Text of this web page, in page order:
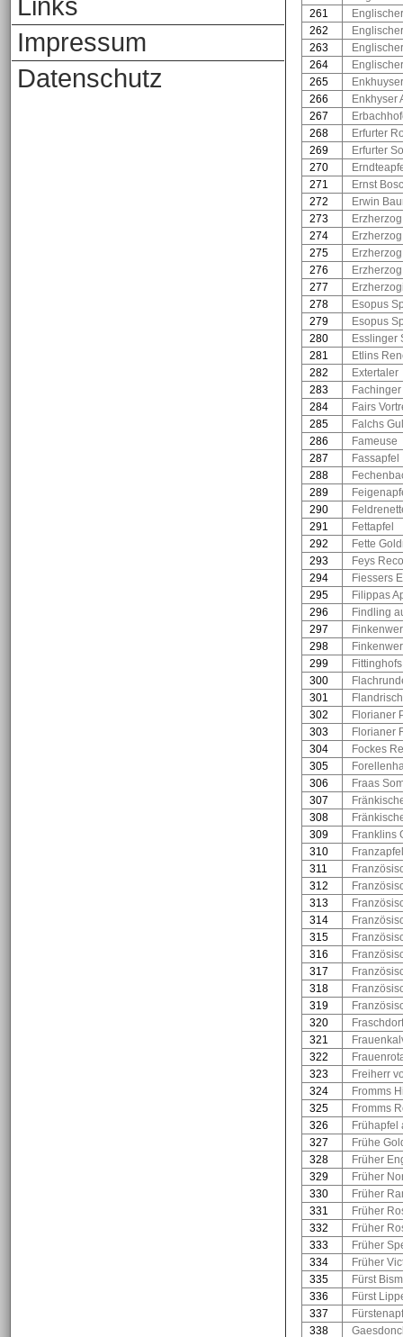
Links
Impressum
Datenschutz
261
262
263
264
265
266
Enkhyser
267
268
Erfurter
269
Erfurter
270
271
Ernst
272
Erwin
273
274
275
276
277
278
Esopus
279
Esopus
280
Esslinger
281
Etlins
282
Extertaler
283
284
Fairs
285
Falchs
286
Fameuse
287
Fassapfel
288
289
290
291
Fettapfel
292
Fette
293
Feys
294
Fiessers
295
Filippas
296
Findling
297
298
299
300
301
302
Florianer
303
Florianer
304
Fockes
305
306
Fraas
307
308
309
Franklins
310
Franzapfel
311
312
313
314
315
316
317
318
319
320
321
322
323
Freiherr
324
Fromms
325
Fromms
326
Frühapfel
327
Frühe
328
Früher
329
Früher
330
Früher
331
Früher
332
Früher
333
Früher
334
Früher
335
Fürst
336
Fürst
337
338